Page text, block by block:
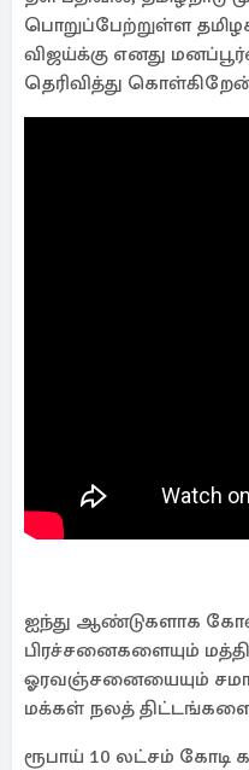
பொறுப்பேற்றுள்ள
விஜய்க்கு எனது
தெரிவித்து
ஆரம்பிக்காதீங்கள்,
கொடுக்க மனசும்,
ஐந்து ஆண்டுகளாக
பிரச்சனைகளையும்
ஓரவஞ்சனையையும்
மக்கள் நலத்
ரூபாய் 10 லட்சம் கோடி